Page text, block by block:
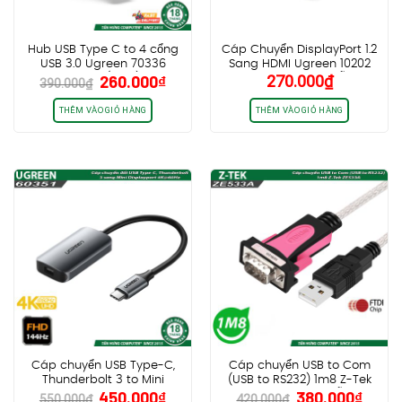
Hub USB Type C to 4 cổng
USB 3.0 Ugreen 70336
CM219 (NEW)
390.000₫ Giá
gốc
là:
390.000₫.
260.000₫Giá
THÊM VÀO GIỎ HÀNG
Cáp Chuyển DisplayPort 1.2
Sang HDMI Ugreen 10202
DP101 Dài 2 Mét – Hỗ Trợ
4K@30Hz
270.000₫
THÊM VÀO GIỎ HÀNG
Cáp chuyển USB Type-C,
Thunderbolt 3 to Mini
Displayport 4K@60Hz
550.000₫ Giá
450.000₫Giá
Cáp chuyển USB to Com
(USB to RS232) 1m8 Z-Tek
ZE533A, Update hỗ trợ
420.000₫ Giá
380.000₫Giá